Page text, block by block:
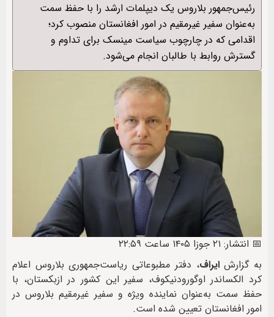
رئیس‌جمهور بلاروس یک دیپلمات ارشد را با حفظ سمت
به‌عنوان سفیر غیرمقیم در امور افغانستان منصوب کرد؛
اقدامی که در چارچوب سیاست مینسک برای تداوم و
گسترش روابط با طالبان انجام می‌شود.
📅 انتشار: ۲۱ جوزا ۱۴۰۵ ساعت ۲۲:۵۹
به گزارشایراف، دفتر مطبوعاتی ریاست‌جمهوری بلاروس اعلام
کرد الکساندر اوگورودنیکوف، سفیر این کشور در ازبکستان، با
حفظ سمت به‌عنوان نماینده ویژه و سفیر غیرمقیم بلاروس در
امور افغانستان تعیین شده است.